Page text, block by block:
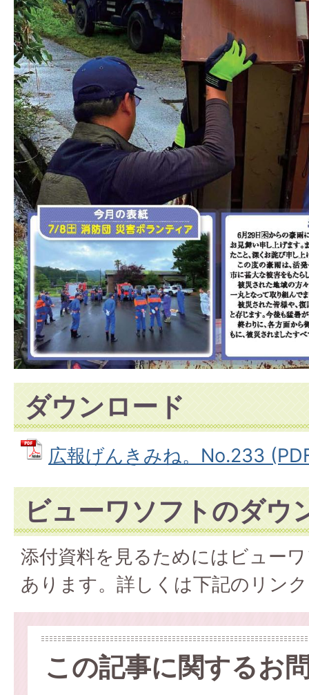
ダウンロード
広報げんきみね。No.233
ビューワソフトのダウ
添付資料を見るためにはビュー
あります。詳しくは下記のリン
この記事に関するお